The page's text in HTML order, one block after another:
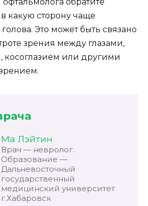
обратите
какую сторону чаще
Это может быть связано
зрения между глазами,
косоглазием или другими
Ма Лэйтин
Врач — невролог.
Образование —
Дальневосточный
государственный
медицинский университет
г.Хабаровск